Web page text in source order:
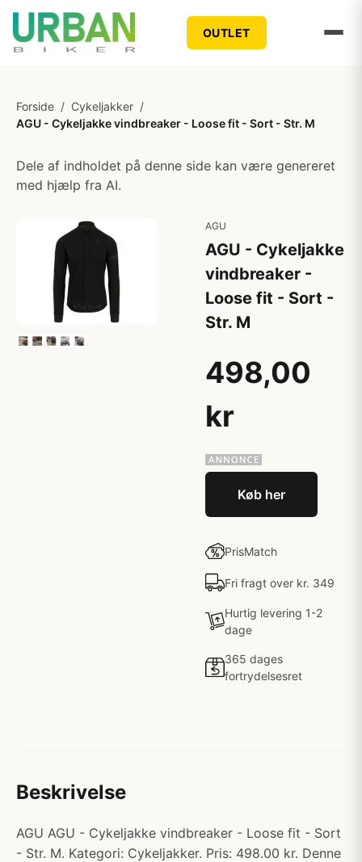
OUTLET
Forside / Cykeljakker /
AGU - Cykeljakke vindbreaker - Loose fit - Sort - Str. M
Dele af indholdet på denne side kan være genereret
med hjælp fra AI.
AGU
AGU - Cykeljakke
vindbreaker -
Loose fit - Sort -
Str. M
498,00
kr
Køb her
PrisMatch
Fri fragt over kr. 349
Hurtig levering 1-2
dage
365 dages
fortrydelsesret
Beskrivelse
AGU AGU - Cykeljakke vindbreaker - Loose fit - Sort
- Str. M. Kategori: Cykeljakker. Pris: 498.00 kr. Denne